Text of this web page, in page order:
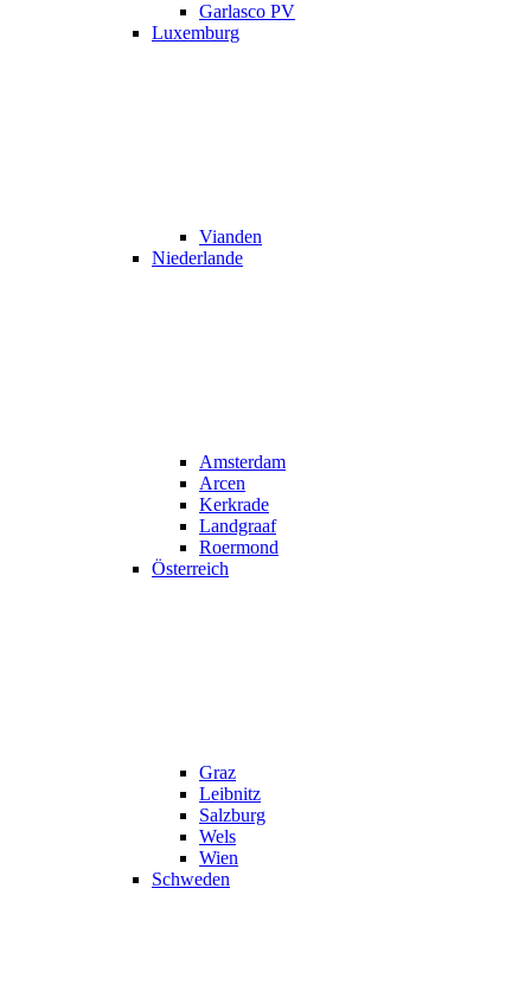
Garlasco PV
Luxemburg
Vianden
Niederlande
Amsterdam
Arcen
Kerkrade
Landgraaf
Roermond
Österreich
Graz
Leibnitz
Salzburg
Wels
Wien
Schweden